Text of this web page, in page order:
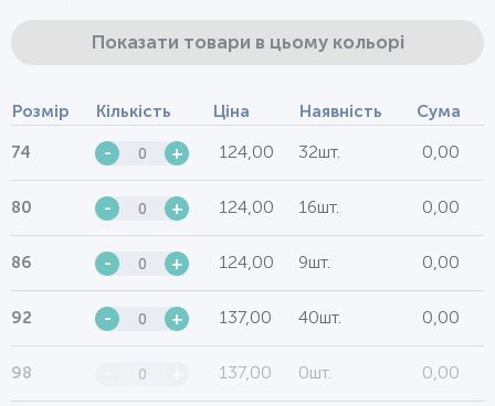
Показати товари в цьому кольорі
Розмір Кількість Ціна Наявність Сума
74 - + 124,00 32шт. 0,00
80 - + 124,00 16шт. 0,00
86 - + 124,00 9шт. 0,00
92 - + 137,00 40шт. 0,00
98 137,00 0шт. 0,00